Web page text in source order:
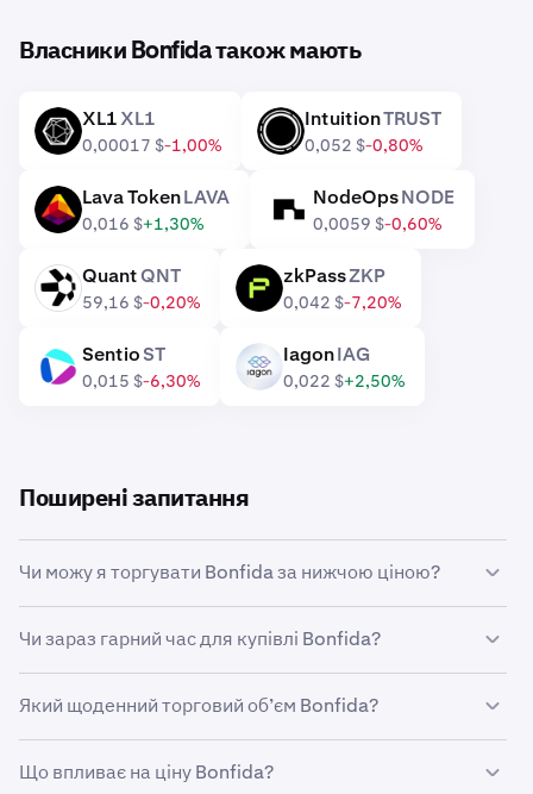
Власники Bonfida також мають
XL1 XL1XL1
0,00017 $-1,00%
IntuitionTRUST
0,052 $-0,80%
LAVA Lava TokenLAVA
0,016 $+1,30%
NODE NodeOpsNODE
0,0059 $-0,60%
QNT QuantQNT
59,16 $-0,20%
ZKP zkPassZKP
0,042 $-7,20%
SentioST
0,015 $-6,30%
IAG IagonIAG
0,022 $+2,50%
Поширені запитання
Чи можу я торгувати Bonfida за нижчою ціною?
«Налаштовані ордери» на Kraken, щоб автоматично
купувати Bonfida в разі зниження ціни.
Чи зараз гарний час для купівлі Bonfida?
складно, тому багато трейдерів натомість обирають
середню ціну за доларBonfida. Використовуючи
регулярні покупки, ви можете поступово накопичувати
Який щоденний торговий об’єм Bonfida?
387 354 335 FIDA на суму 6 947 200 $.
Що впливає на ціну Bonfida?